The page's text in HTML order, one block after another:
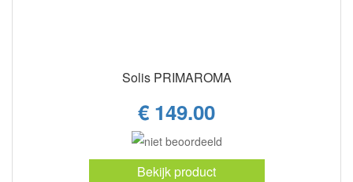
Solis PRIMAROMA
€ 149.00
Bekijk product